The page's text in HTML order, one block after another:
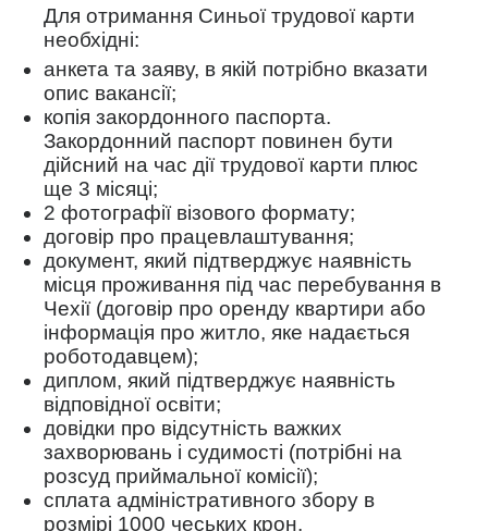
Для отримання Синьої трудової карти
необхідні:
анкета та заяву, в якій потрібно вказати
опис вакансії;
копія закордонного паспорта.
Закордонний паспорт повинен бути
дійсний на час дії трудової карти плюс
ще 3 місяці;
2 фотографії візового формату;
договір про працевлаштування;
документ, який підтверджує наявність
місця проживання під час перебування в
Чехії (договір про оренду квартири або
інформація про житло, яке надається
роботодавцем);
диплом, який підтверджує наявність
відповідної освіти;
довідки про відсутність важких
захворювань і судимості (потрібні на
розсуд приймальної комісії);
сплата адміністративного збору в
розмірі 1000 чеських крон.